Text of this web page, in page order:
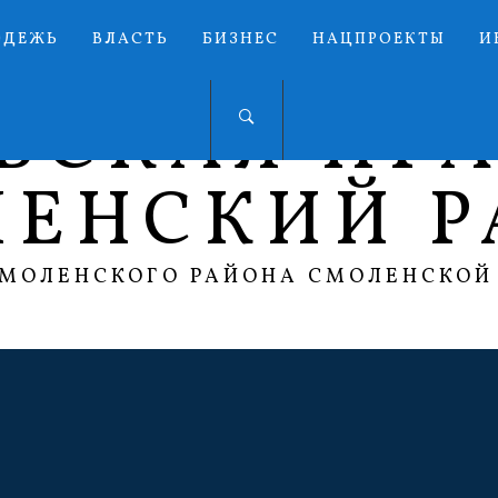
ВЛАСТЬ БИЗНЕС НАЦПРОЕКТЫ
РАЙОНА